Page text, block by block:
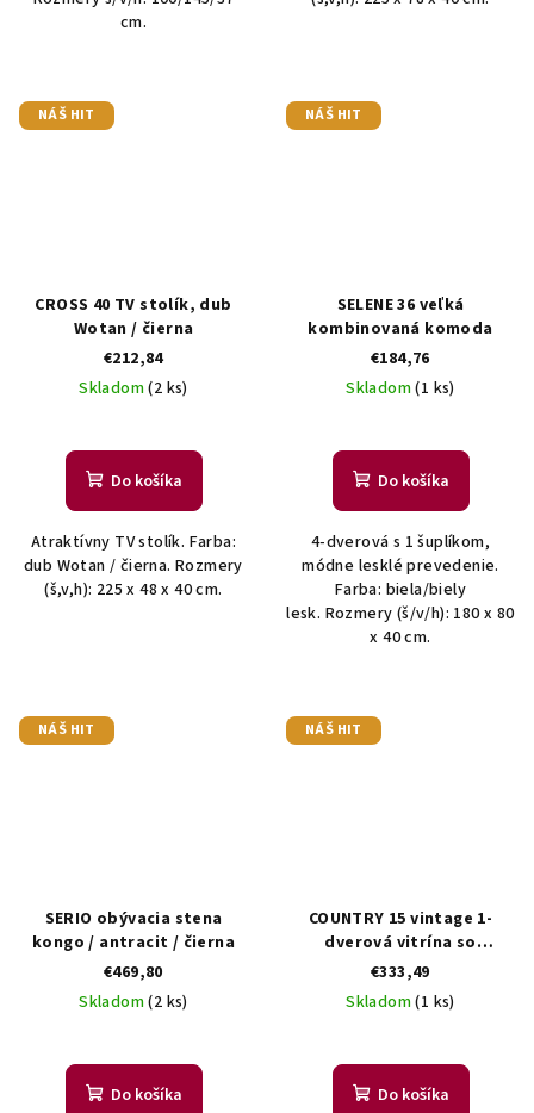
cm.
NÁŠ HIT
CROSS 40 TV stolík, dub
Wotan / čierna
€212,84
Skladom(2 ks)
Do košíka
Atraktívny TV stolík. Farba:
dub Wotan / čierna. Rozmery
(š,v,h): 225 x 48 x 40 cm.
NÁŠ HIT
SELENE 36 veľká
kombinovaná komoda
€184,76
Skladom(1 ks)
Do košíka
4-dverová s 1 šuplíkom,
módne lesklé prevedenie.
Farba: biela/biely
lesk. Rozmery (š/v/h): 180 x 80
x 40 cm.
NÁŠ HIT
SERIO obývacia stena
kongo / antracit / čierna
€469,80
Skladom(2 ks)
Do košíka
NÁŠ HIT
COUNTRY 15 vintage 1-
dverová vitrína so
zásuvkami
€333,49
Skladom(1 ks)
Do košíka